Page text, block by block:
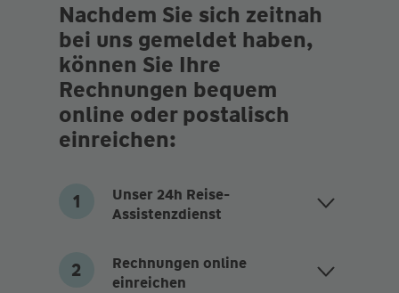
Nachdem Sie sich zeitnah
bei uns gemeldet haben,
können Sie Ihre
Rechnungen bequem
online oder postalisch
einreichen:
Unser 24h Reise-
Assistenzdienst
Rechnungen online
einreichen